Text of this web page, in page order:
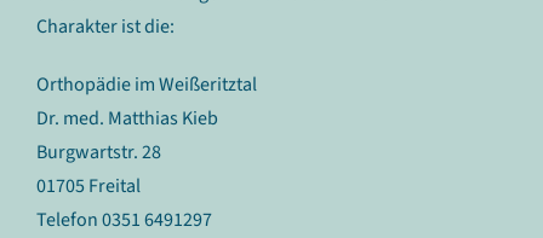
Charakter ist die:
Orthopädie im Weißeritztal
Dr. med. Matthias Kieb
Burgwartstr. 28
01705 Freital
Telefon 0351 6491297